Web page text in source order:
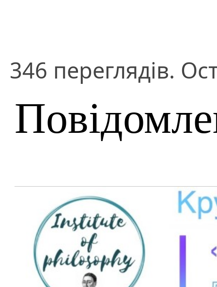
346 переглядів.